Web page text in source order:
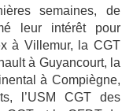
semaines, de
leur intérêt pour
à Villemur, la CGT
à Guyancourt, la
à Compiègne,
l’USM CGT des